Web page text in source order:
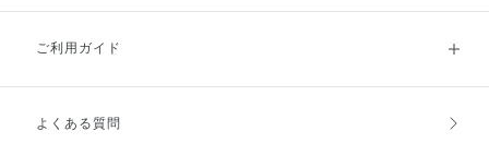
ご利用ガイド
ご利用ガイドトップ
よくある質問